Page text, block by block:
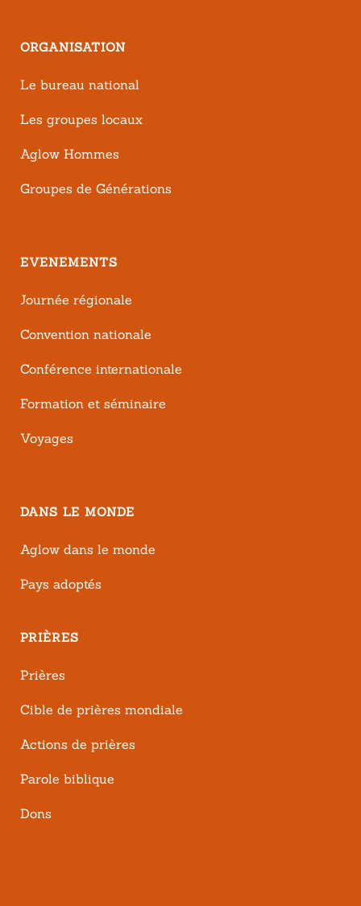
ORGANISATION
Le bureau national
Les groupes locaux
Aglow Hommes
Groupes de Générations
EVENEMENTS
Journée régionale
Convention nationale
Conférence internationale
Formation et séminaire
Voyages
DANS LE MONDE
Aglow dans le monde
Pays adoptés
PRIÈRES
Prières
Cible de prières mondiale
Actions de prières
Parole biblique
Dons